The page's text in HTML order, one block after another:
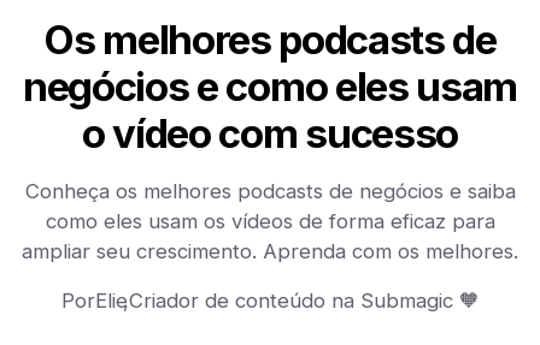
Os melhores podcasts de
negócios e como eles usam
o vídeo com sucesso
Conheça os melhores podcasts de negócios e saiba
como eles usam os vídeos de forma eficaz para
ampliar seu crescimento. Aprenda com os melhores.
PorElie,Criador de conteúdo na Submagic 🧡